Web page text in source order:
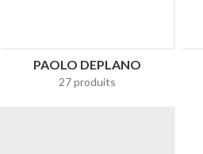
PAOLO DEPLANO
27 produits